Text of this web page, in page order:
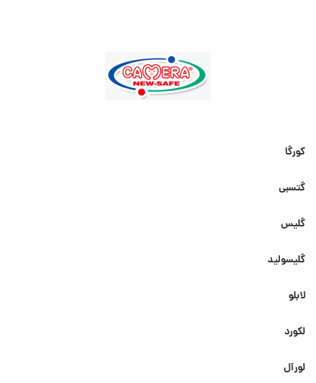
کورگا
گتسبی
گلیس
گلیسولید
لابلو
لکورد
لورآل